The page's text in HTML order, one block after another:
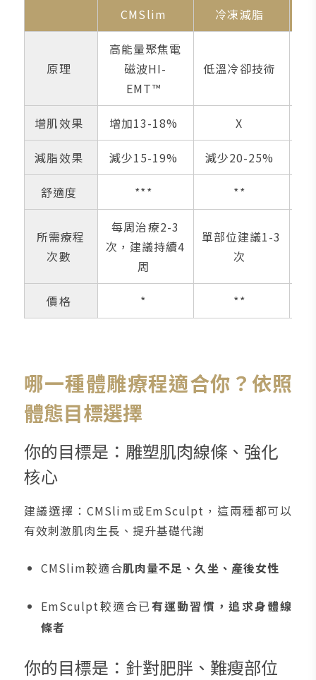
CMSlim 冷凍減脂
原理
高能量聚焦電
磁波HI-
EMT™
低溫冷卻技術
增肌效果 增加13-18% X
減脂效果 減少15-19% 減少20-25%
舒適度 *** **
所需療程
次數
每周治療2-3
次，建議持續4
周
單部位建議1-3
次
價格 * **
哪一種體雕療程適合你？依照
體態目標選擇
你的目標是：雕塑肌肉線條、強化
核心
建議選擇：CMSlim或EmSculpt，這兩種都可以
有效刺激肌肉生長、提升基礎代謝
CMSlim較適合肌肉量不足、久坐、產後女性
EmSculpt較適合已有運動習慣，追求身體線
條者
你的目標是：針對肥胖、難瘦部位